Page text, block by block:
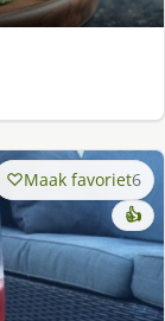
Maak favoriet6
👍